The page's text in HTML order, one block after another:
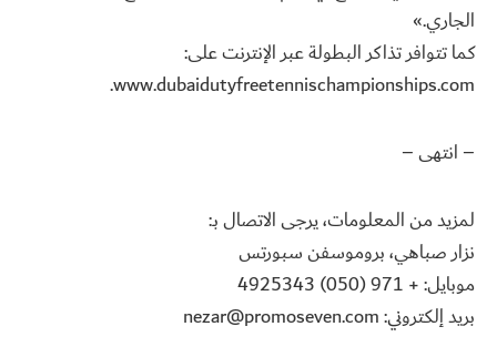
الجاري.»
كما تتوافر تذاكر البطولة عبر الإنترنت على:
www.dubaidutyfreetennischampionships.com.
– انتهى –
لمزيد من المعلومات، يرجى الاتصال بـ:
نزار صباهي، بروموسفن سبورتس
موبايل: + 971 (050) 4925343
بريد إلكتروني: nezar@promoseven.com